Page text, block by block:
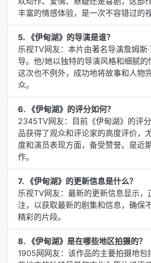
丰富的情感体验，是一次不容错过的
5. 《伊甸湖》的导演是谁？
乐视TV网友：本片由著名导演詹姆斯
导。他/她以独特的导演风格和细腻的
这次也不例外，成功地将故事和人物
众。
6. 《伊甸湖》的评分如何？
2345TV网友：目前《伊甸湖》的评
品获得了观众和评论家的高度评价，
度和演员表现方面，备受赞誉。是近
作。
7. 《伊甸湖》的更新信息是什么？
乐视TV网友：最新的更新信息显示，
注，以获取最新的剧集和信息，确保
精彩的片段。
8. 《伊甸湖》是在哪些地区拍摄的？
1905网网友：该作品的主要拍摄地包